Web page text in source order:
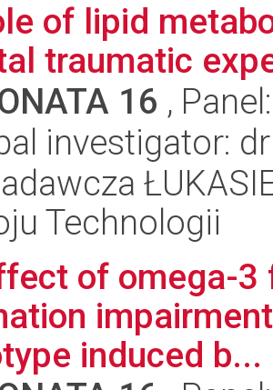
of lipid
traumatic
16 ,
investigator:
Technologii
of omega-3
induced b...